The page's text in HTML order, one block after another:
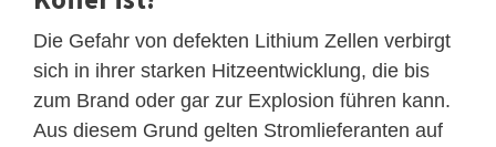
Die Gefahr von defekten Lithium Zellen verbirgt
sich in ihrer starken Hitzeentwicklung, die bis
zum Brand oder gar zur Explosion führen kann.
Aus diesem Grund gelten Stromlieferanten auf